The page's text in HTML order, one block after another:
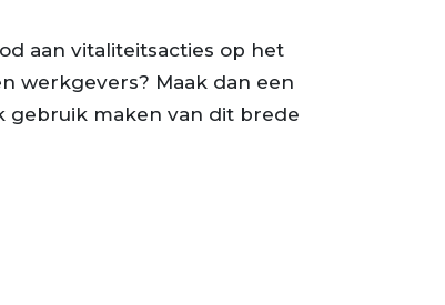
aan vitaliteitsacties op het
werkgevers? Maak dan een
gebruik maken van dit brede